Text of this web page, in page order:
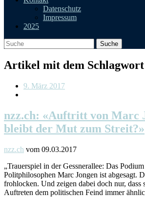
Datenschutz
Impressum
2025
Artikel mit dem Schlagwort
9. März 2017
nzz.ch: «Auftritt von Marc
bleibt der Mut zum Streit?»
nzz.ch vom 09.03.2017
„Trauerspiel in der Gessnerallee: Das
Politphilosophen Marc Jongen ist abgesagt.
frohlocken. Und zeigen dabei doch nur, dass
Auftreten dem politischen Feind immer